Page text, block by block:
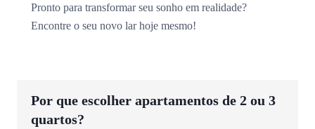
Pronto para transformar seu sonho em realidade?
Encontre o seu novo lar hoje mesmo!
Por que escolher apartamentos de 2 ou 3
quartos?